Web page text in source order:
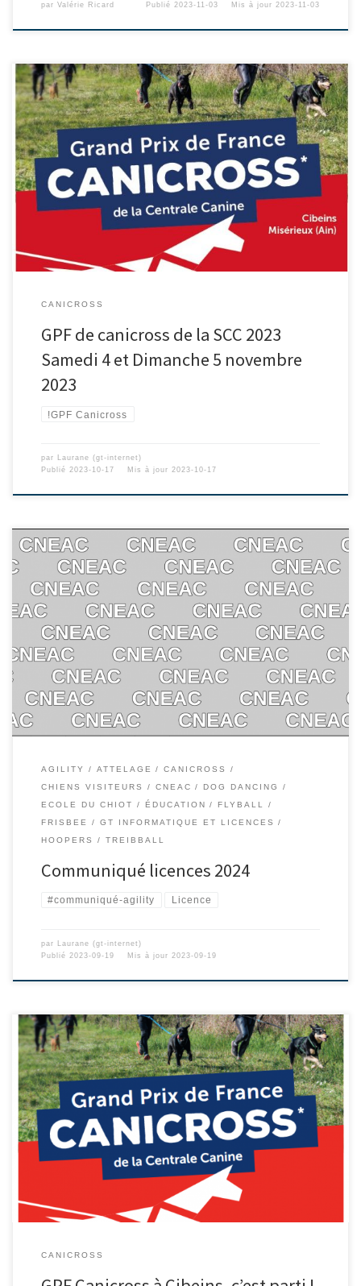
par Valérie Ricard Publié2023-11-03 Mis à jour2023-11-03
CANICROSS
GPF de canicross de la SCC 2023
Samedi 4 et Dimanche 5 novembre
2023
!GPF Canicross
par
Laurane (gt-internet)
Publié 2023-10-17 Mis à jour 2023-10-17
AGILITY ATTELAGE
CANICROSS
CHIENS VISITEURS
CNEAC
DOG DANCING
ECOLE DU CHIOT
ÉDUCATION
FLYBALL
FRISBEE
GT INFORMATIQUE ET LICENCES
HOOPERS
TREIBBALL
Communiqué licences 2024
#communiqué-agility Licence
par
Laurane (gt-internet)
Publié 2023-09-19 Mis à jour 2023-09-19
CANICROSS